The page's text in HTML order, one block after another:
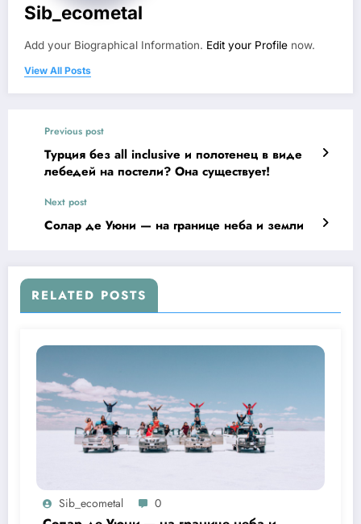
Sib_ecometal
Add your Biographical Information. Edit your Profile now.
View All Posts
Previous post
Турция без all inclusive и полотенец в виде
лебедей на постели? Она существует!
Next post
Солар де Уюни — на границе неба и земли
RELATED POSTS
Sib_ecometal 0